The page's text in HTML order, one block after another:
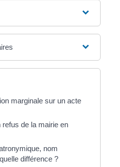
marginale sur un acte
de la mairie en
nom
différence ?